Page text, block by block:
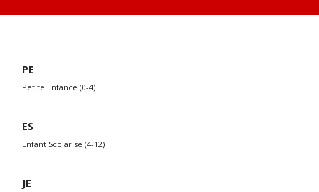
PE
Petite Enfance (0-4)
ES
Enfant Scolarisé (4-12)
JE